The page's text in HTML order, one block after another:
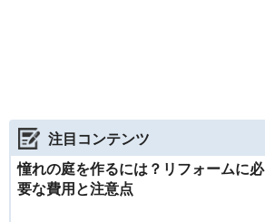
注目コンテンツ
憧れの庭を作るには？リフォームに必
要な費用と注意点